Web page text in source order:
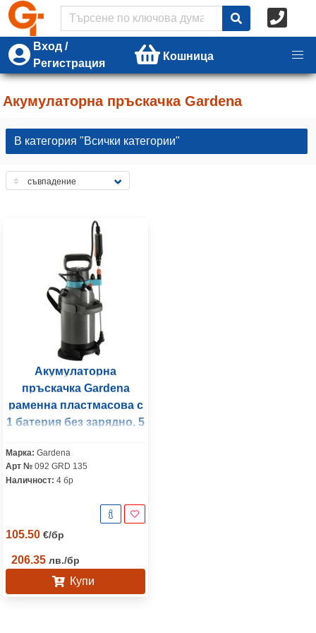
Вход /
Регистрация
Кошница
Акумулаторна пръскачка Gardena
В категория "Всички категории"
Акумулаторна
пръскачка Gardena
раменна пластмасова с
1 батерия без зарядно, 5
Марка: Gardena
Арт № 092 GRD 135
Наличност: 4 бр
105.50 €/бр
206.35 лв./бр
Купи